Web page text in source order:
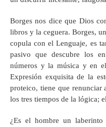
Borges nos dice que Dios
libros y la ceguera. Borges,
copula con el Lenguaje, es
pasivo que descubre los
números y la música y en
Expresión exquisita de la
proteico, tiene que
los tres tiempos de la lógica;
¿Es el hombre un